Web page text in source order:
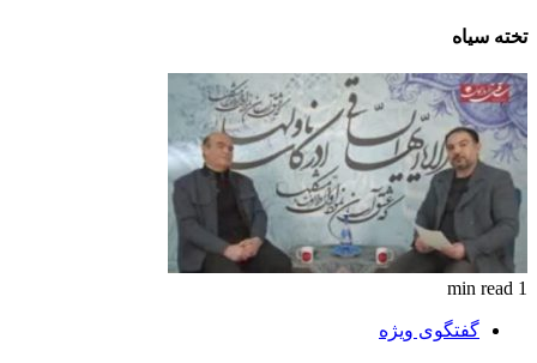
تخته سیاه
1 min read
گفتگوی ویژه